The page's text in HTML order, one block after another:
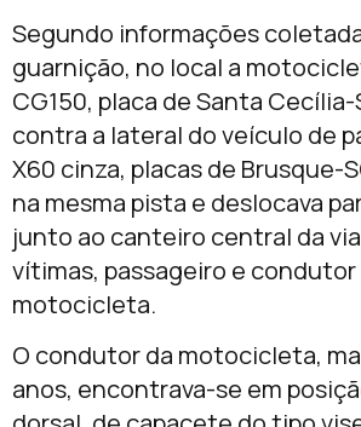
Segundo informações
guarnição, no local a
CG150, placa de Santa
contra a lateral do veículo de
X60 cinza, placas de Brusque-
na mesma pista e deslocava
junto ao canteiro central da
vítimas, passageiro e condutor
motocicleta.
O condutor da motocicleta,
anos, encontrava-se em